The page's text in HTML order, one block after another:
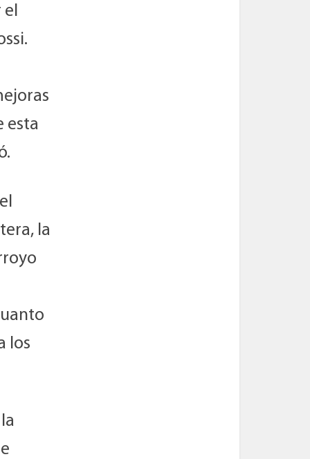
esta
la
los